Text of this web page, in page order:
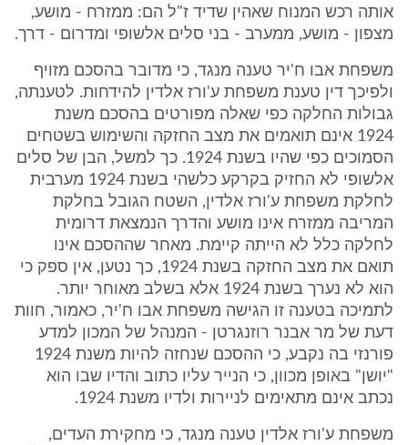
אותה רכש המנוח שאהין שדיד ז"ל הם: ממזרח - מושע,
מצפון - מושע, ממערב - בני סלים אלשופי ומדרום - דרך.
משפחת אבו ח'יר טענה מנגד, כי מדובר בהסכם מזויף
ולפיכך דין טענת משפחת ע'ורז אלדין להידחות. לטענתה,
גבולות החלקה כפי שאלה מפורטים בהסכם משנת
1924 אינם תואמים את מצב החזקה והשימוש בשטחים
הסמוכים כפי שהיו בשנת 1924. כך למשל, הבן של סלים
אלשופי לא החזיק בקרקע כלשהי בשנת 1924 מערבית
לחלקת משפחת ע'ורז אלדין, השטח הגובל בחלקת
המריבה ממזרח אינו מושע והדרך הנמצאת דרומית
לחלקה כלל לא הייתה קיימת. מאחר שההסכם אינו
תואם את מצב החזקה בשנת 1924, כך נטען, אין ספק כי
הוא לא נערך בשנת 1924 אלא בשלב מאוחר יותר.
לתמיכה בטענה זו הגישה משפחת אבו ח'יר, כאמור, חוות
דעת של מר אבנר רוזנגרטן - המנהל של המכון למדע
פורנזי בה נקבע, כי ההסכם שנחזה להיות משנת 1924
"יושן" באופן מכוון, כי הנייר עליו כתוב והדיו שבו הוא
נכתב אינם מתאימים לניירות ולדיו משנת 1924.
משפחת ע'ורז אלדין טענה מנגד, כי מחקירת העדים,